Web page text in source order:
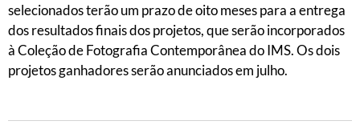
selecionados terão um prazo de oito meses para a entrega
dos resultados finais dos projetos, que serão incorporados
à Coleção de Fotografia Contemporânea do IMS. Os dois
projetos ganhadores serão anunciados em julho.